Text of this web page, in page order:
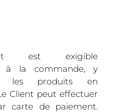
est exigible
à la commande, y
les produits en
Client peut effectuer
carte de paiement.